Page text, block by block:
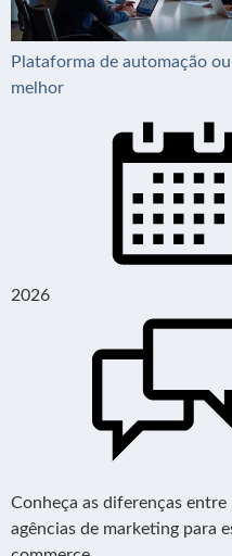
Plataforma de automação
melhor
2026
Conheça as diferenças
agências de marketing para